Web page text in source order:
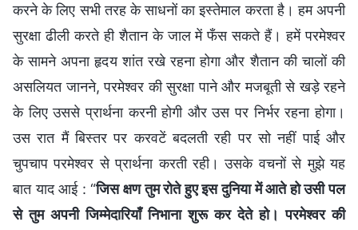
करने के लिए सभी तरह के साधनों का इस्तेमाल करता है। हम अपनी
सुरक्षा ढीली करते ही शैतान के जाल में फँस सकते हैं। हमें परमेश्वर
के सामने अपना हृदय शांत रखे रहना होगा और शैतान की चालों की
असलियत जानने, परमेश्वर की सुरक्षा पाने और मजबूती से खड़े रहने
के लिए उससे प्रार्थना करनी होगी और उस पर निर्भर रहना होगा।
उस रात मैं बिस्तर पर करवटें बदलती रही पर सो नहीं पाई और
चुपचाप परमेश्वर से प्रार्थना करती रही। उसके वचनों से मुझे यह
बात याद आई : “जिस क्षण तुम रोते हुए इस दुनिया में आते हो उसी पल
से तुम अपनी जिम्मेदारियाँ निभाना शुरू कर देते हो। परमेश्वर की